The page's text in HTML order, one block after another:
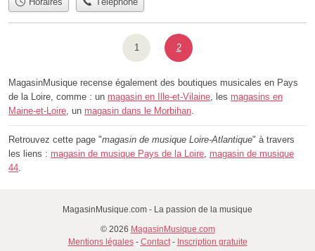
1 2
MagasinMusique recense également des boutiques musicales en Pays
de la Loire, comme : un magasin en Ille-et-Vilaine , les magasins en
Maine-et-Loire , un magasin dans le Morbihan
Retrouvez cette page "magasin de musique Loire-Atlantique" à travers
les liens : magasin de musique Pays de la Loire magasin de musique
44
MagasinMusique.com - La passion de la musique
© 2026 MagasinMusique.com
Mentions légales- Contact- Inscription gratuite